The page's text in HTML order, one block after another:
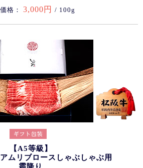
格： 3,000円 / 100g
【A5等級】
ムリブロースしゃぶしゃぶ用